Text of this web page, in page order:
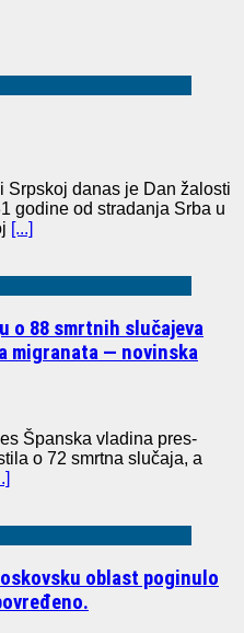
Srpskoj danas je Dan žalosti
godine od stradanja Srba u
[...]
o 88 smrtnih slučajeva
migranata — novinska
Španska vladina pres-
o 72 smrtna slučaja, a
oblast poginulo